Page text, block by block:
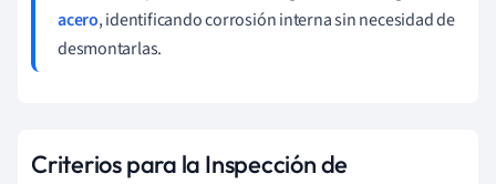
acero, identificando corrosión interna sin necesidad de
desmontarlas.
Criterios para la Inspección de